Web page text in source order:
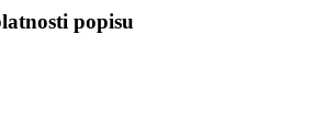
popisu